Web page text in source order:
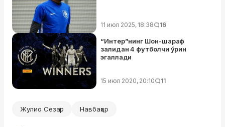
11 июл 2025, 18:38 16
“Интер”нинг Шон-шараф
залидан 4 футболчи ўрин
эгаллади
15 июл 2020, 20:10 11
Жулио Сезар Навбаҳор